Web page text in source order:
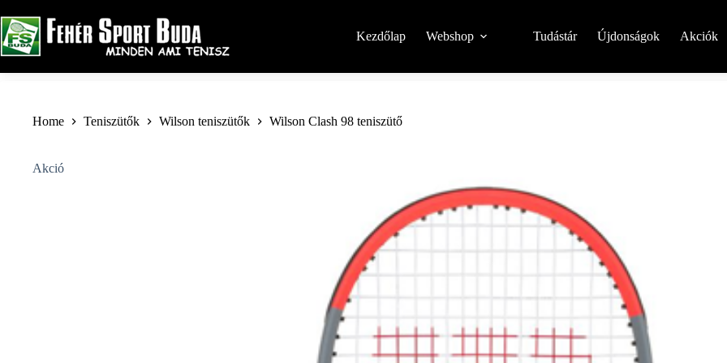
to
content
Kezdőlap Webshop Tudástár Újdonságok Akciók
Home Teniszütők Wilson teniszütők Wilson Clash 98 teniszütő
Akció